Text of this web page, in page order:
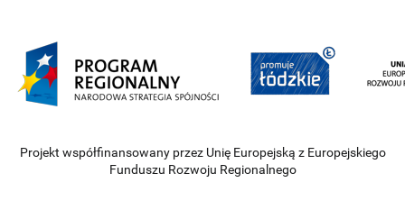
Projekt współfinansowany przez Unię Europejską z Europejskiego
Funduszu Rozwoju Regionalnego